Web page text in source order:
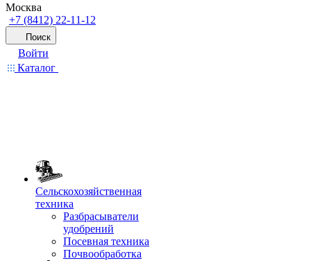
Москва
+7 (8412) 22-11-12
Поиск
Войти
Каталог
Сельскохозяйственная
техника
Разбрасыватели
удобрений
Посевная техника
Почвообработка